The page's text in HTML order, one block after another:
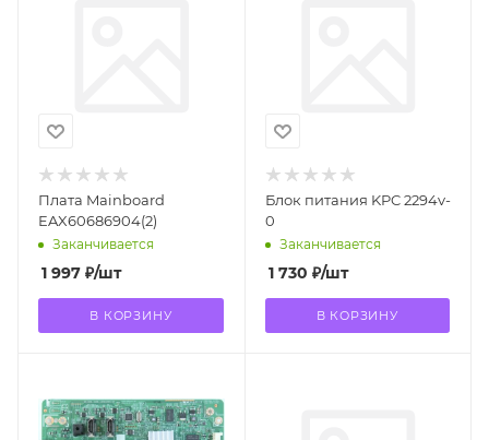
Плата Mainboard
EAX60686904(2)
Заканчивается
1 997 ₽/шт
В КОРЗИНУ
Блок питания KPC 2294v-
0
Заканчивается
1 730 ₽/шт
В КОРЗИНУ